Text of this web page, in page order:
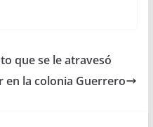
que se le atravesó
en la colonia Guerrero